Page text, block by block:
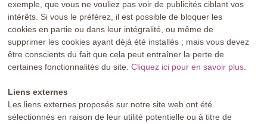
exemple, que vous ne vouliez pas voir de publicités ciblant vos
intérêts. Si vous le préférez, il est possible de bloquer les
cookies en partie ou dans leur intégralité, ou même de
supprimer les cookies ayant déjà été installés ; mais vous devez
être conscients du fait que cela peut entraîner la perte de
certaines fonctionnalités du site.Cliquez ici pour en savoir plus.
Liens externes
Les liens externes proposés sur notre site web ont été
sélectionnés en raison de leur utilité potentielle ou à titre de